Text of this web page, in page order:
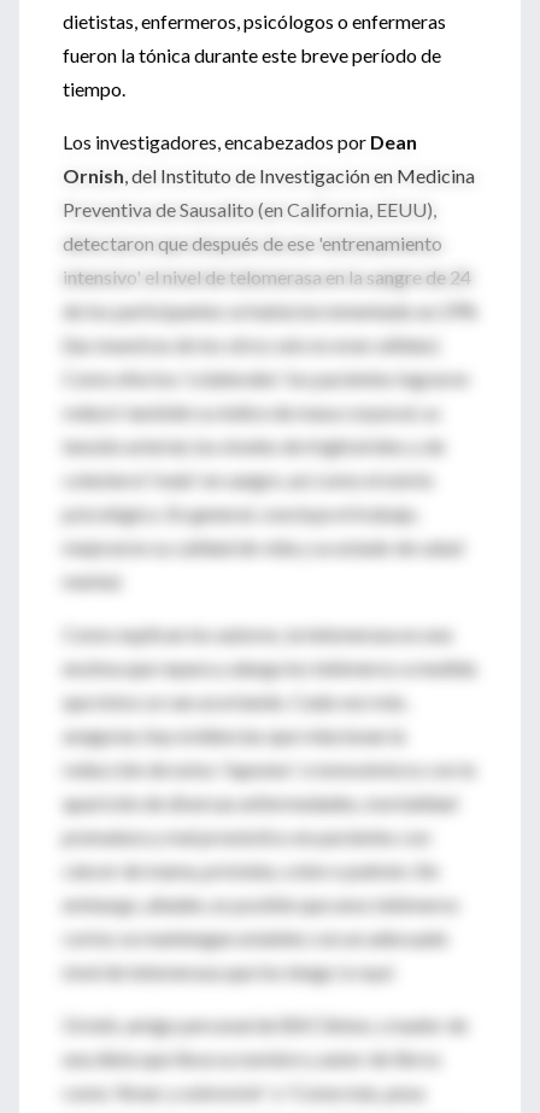
dietistas, enfermeros, psicólogos o enfermeras
fueron la tónica durante este breve período de
tiempo.
Los investigadores, encabezados por Dean
Ornish, del Instituto de Investigación en Medicina
Preventiva de Sausalito (en California, EEUU),
detectaron que después de ese 'entrenamiento
intensivo' el nivel de telomerasa en la sangre de 24
de los participantes se había incrementado un 29%
(las muestras de los otros seis no eran válidas).
Como efectos 'colaterales' los pacientes lograron
reducir también su índice de masa corporal, su
tensión arterial, los niveles de triglicéridos y de
colesterol 'malo' en sangre, así como el estrés
psicológico. En general, concluye el trabajo,
mejoraron su calidad de vida y su estado de salud
mental.
Como explican los autores, la telomerasa es una
enzima que repara y alarga los telómeros a medida
que éstos se van acortando. Cada vez más,
aseguran, hay evidencias que relacionan la
reducción de estos 'tapones' cromosómicos con la
aparición de diversas enfermedades, mortalidad
prematura y mal pronóstico en pacientes con
cáncer de mama, próstata, colon o pulmón. Sin
embargo, añaden, es posible que unos telómeros
cortos se mantengan estables con un adecuado
nivel de telomerasa que los tenga 'a raya'.
Ornish, amigo personal de Bill Clinton, creador de
una dieta que lleva su nombre y autor de libros
como 'Amar y sobrevivir' o 'Come más, pesa